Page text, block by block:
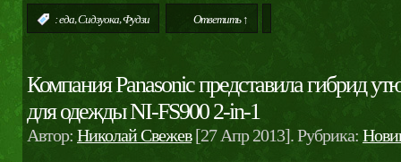
:еда Сидзуока Фудзи Ответить ↑
Компания Panasonic представила гибрид
для одежды NI-FS900 2-in-1
Автор: Николай Свежев[27 Апр 2013]. Рубрика: